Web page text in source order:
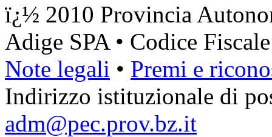
ï¿½ 2010 Provincia
Adige SPA • Codice
Note legali • Premi e
Indirizzo istituzionale di
adm@pec.prov.bz.it